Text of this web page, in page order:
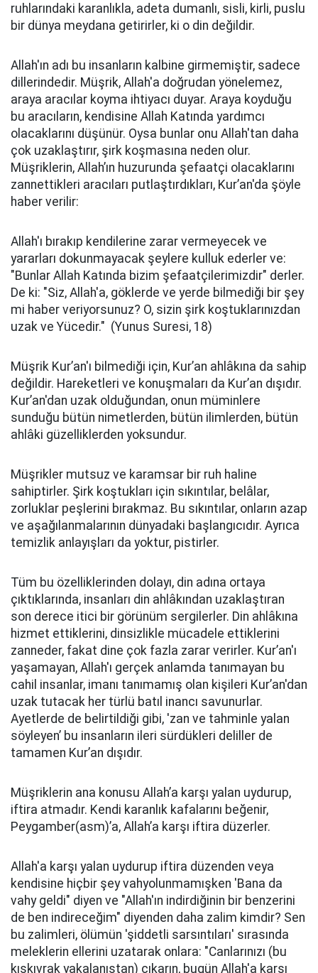
ruhlarındaki karanlıkla, adeta dumanlı, sisli, kirli, puslu
bir dünya meydana getirirler, ki o din değildir.
Allah'ın adı bu insanların kalbine girmemiştir, sadece
dillerindedir. Müşrik, Allah'a doğrudan yönelemez,
araya aracılar koyma ihtiyacı duyar. Araya koyduğu
bu aracıların, kendisine Allah Katında yardımcı
olacaklarını düşünür. Oysa bunlar onu Allah'tan daha
çok uzaklaştırır, şirk koşmasına neden olur.
Müşriklerin, Allah’ın huzurunda şefaatçi olacaklarını
zannettikleri aracıları putlaştırdıkları, Kur’an'da şöyle
haber verilir:
Allah'ı bırakıp kendilerine zarar vermeyecek ve
yararları dokunmayacak şeylere kulluk ederler ve:
"Bunlar Allah Katında bizim şefaatçilerimizdir" derler.
De ki: "Siz, Allah'a, göklerde ve yerde bilmediği bir şey
mi haber veriyorsunuz? O, sizin şirk koştuklarınızdan
uzak ve Yücedir." (Yunus Suresi, 18)
Müşrik Kur’an'ı bilmediği için, Kur’an ahlâkına da sahip
değildir. Hareketleri ve konuşmaları da Kur’an dışıdır.
Kur’an'dan uzak olduğundan, onun müminlere
sunduğu bütün nimetlerden, bütün ilimlerden, bütün
ahlâki güzelliklerden yoksundur.
Müşrikler mutsuz ve karamsar bir ruh haline
sahiptirler. Şirk koştukları için sıkıntılar, belâlar,
zorluklar peşlerini bırakmaz. Bu sıkıntılar, onların azap
ve aşağılanmalarının dünyadaki başlangıcıdır. Ayrıca
temizlik anlayışları da yoktur, pistirler.
Tüm bu özelliklerinden dolayı, din adına ortaya
çıktıklarında, insanları din ahlâkından uzaklaştıran
son derece itici bir görünüm sergilerler. Din ahlâkına
hizmet ettiklerini, dinsizlikle mücadele ettiklerini
zanneder, fakat dine çok fazla zarar verirler. Kur’an'ı
yaşamayan, Allah'ı gerçek anlamda tanımayan bu
cahil insanlar, imanı tanımamış olan kişileri Kur’an'dan
uzak tutacak her türlü batıl inancı savunurlar.
Ayetlerde de belirtildiği gibi, 'zan ve tahminle yalan
söyleyen’ bu insanların ileri sürdükleri deliller de
tamamen Kur’an dışıdır.
Müşriklerin ana konusu Allah’a karşı yalan uydurup,
iftira atmadır. Kendi karanlık kafalarını beğenir,
Peygamber(asm)’a, Allah’a karşı iftira düzerler.
Allah'a karşı yalan uydurup iftira düzenden veya
kendisine hiçbir şey vahyolunmamışken 'Bana da
vahy geldi" diyen ve "Allah'ın indirdiğinin bir benzerini
de ben indireceğim" diyenden daha zalim kimdir? Sen
bu zalimleri, ölümün 'şiddetli sarsıntıları' sırasında
meleklerin ellerini uzatarak onlara: "Canlarınızı (bu
kıskıvrak yakalanıştan) çıkarın, bugün Allah'a karşı